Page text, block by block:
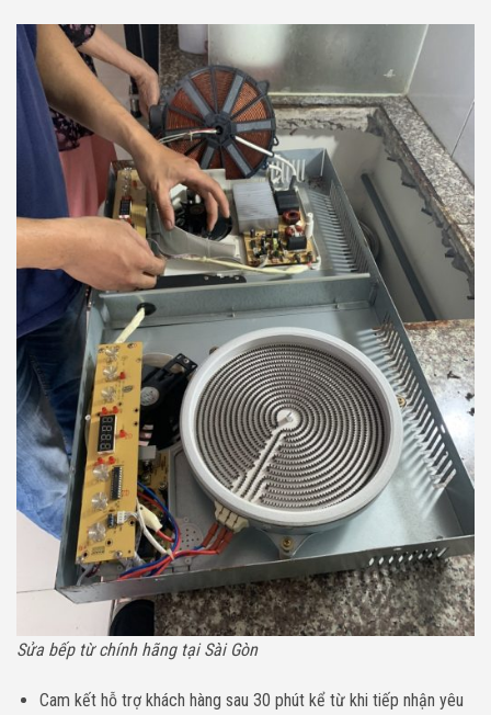
Sửa bếp từ chính hãng tại Sài Gòn
Cam kết hỗ trợ khách hàng sau 30 phút kể từ khi tiếp nhận yêu